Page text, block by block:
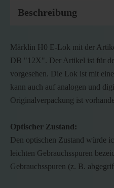
Beschreibung
Märklin H0 E-Lok mit der
DB "12X". Der Artikel ist für
vorgesehen. Die Lok ist mit
kann auch auf analogen und
Originalverpackung ist
Optischer Zustand:
Den optischen Zustand würde
leichten Gebrauchsspuren
Gebrauchsspuren (z. B.